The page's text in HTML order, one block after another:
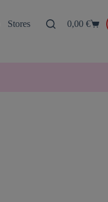
Stores Warenkorb
0,00 €